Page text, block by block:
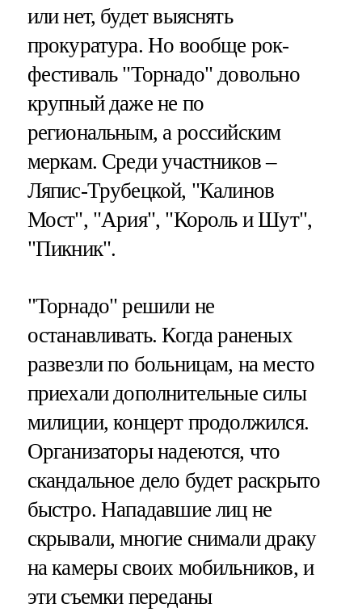
или нет, будет выяснять
прокуратура. Но вообще рок-
фестиваль "Торнадо" довольно
крупный даже не по
региональным, а российским
меркам. Среди участников –
Ляпис-Трубецкой, "Калинов
Мост", "Ария", "Король и Шут",
"Пикник".
"Торнадо" решили не
останавливать. Когда раненых
развезли по больницам, на место
приехали дополнительные силы
милиции, концерт продолжился.
Организаторы надеются, что
скандальное дело будет раскрыто
быстро. Нападавшие лиц не
скрывали, многие снимали драку
на камеры своих мобильников, и
эти съемки переданы